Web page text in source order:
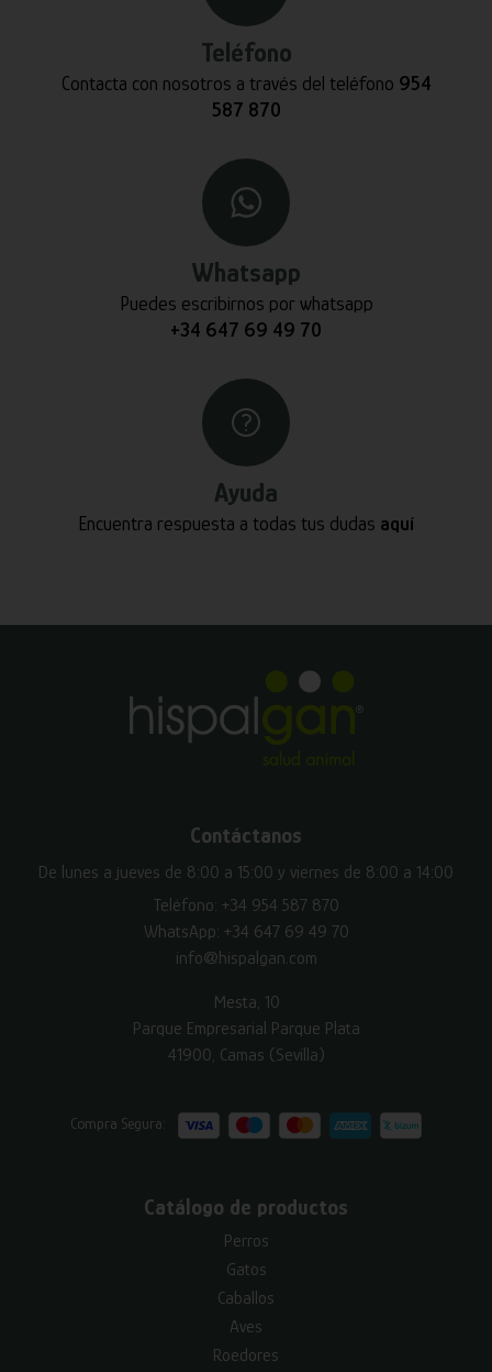
Teléfono
Contacta con nosotros a través del teléfono 954
587 870
Whatsapp
Puedes escribirnos por whatsapp
+34 647 69 49 70
Ayuda
Encuentra respuesta a todas tus dudas aquí
Contáctanos
De lunes a jueves de 8:00 a 15:00 y viernes de 8:00 a 14:00
Teléfono: +34 954 587 870
WhatsApp: +34 647 69 49 70
info@hispalgan.com
Mesta, 10
Parque Empresarial Parque Plata
41900, Camas (Sevilla)
Compra Segura:
Catálogo de productos
Perros
Gatos
Caballos
Aves
Roedores